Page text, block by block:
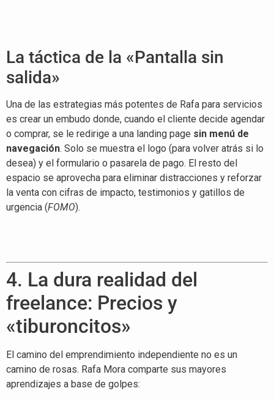
La táctica de la «Pantalla sin
salida»
Una de las estrategias más potentes de Rafa para servicios
es crear un embudo donde, cuando el cliente decide agendar
o comprar, se le redirige a una landing page sin menú de
navegación. Solo se muestra el logo (para volver atrás si lo
desea) y el formulario o pasarela de pago. El resto del
espacio se aprovecha para eliminar distracciones y reforzar
la venta con cifras de impacto, testimonios y gatillos de
urgencia (FOMO).
4. La dura realidad del
freelance: Precios y
«tiburoncitos»
El camino del emprendimiento independiente no es un
camino de rosas. Rafa Mora comparte sus mayores
aprendizajes a base de golpes: